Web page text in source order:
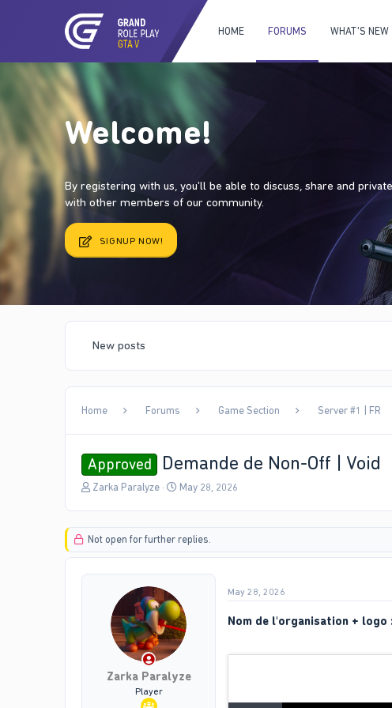
HOME FORUMS WHAT'S NEW
Welcome!
By registering with us, you'll be able to discuss, share and
with other members of our community.
SIGNUP NOW!
New posts
Home Forums Game Section Server #1 | FR
Approved Demande de Non-Off | Void
T
a
d
s
Zarka Paralyze
S
t
d
a
e
May 28, 2026
Not open for further replies.
Zarka Paralyze
Player
May 28, 2026
Nom de l'organisation + logo :